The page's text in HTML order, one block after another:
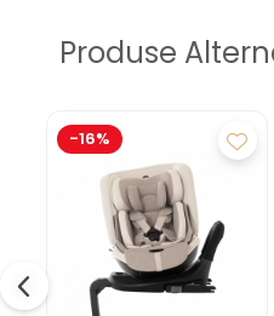
Produse
-16%